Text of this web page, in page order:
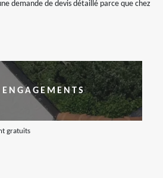
demande de devis détaillé parce que chez
ENGAGEMENTS
gratuits